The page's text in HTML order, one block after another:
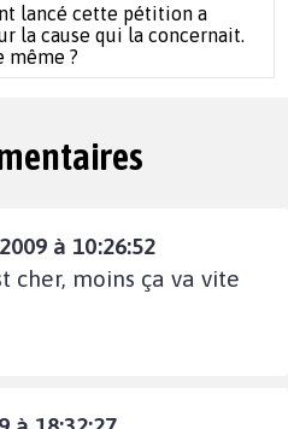
lancé cette pétition a
la cause qui la concernait.
même ?
à 10:26:52
cher, moins ça va vite